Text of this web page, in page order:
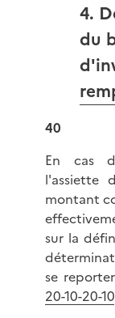
4.
du
40
En cas
l'assiette
montant
sur la
se
20-10-20-10